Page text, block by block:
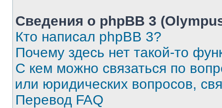
Сведения о phpBB 3
Кто написал phpBB 3?
Почему здесь нет такой-то
С кем можно связаться по
или юридических вопросов,
Перевод FAQ